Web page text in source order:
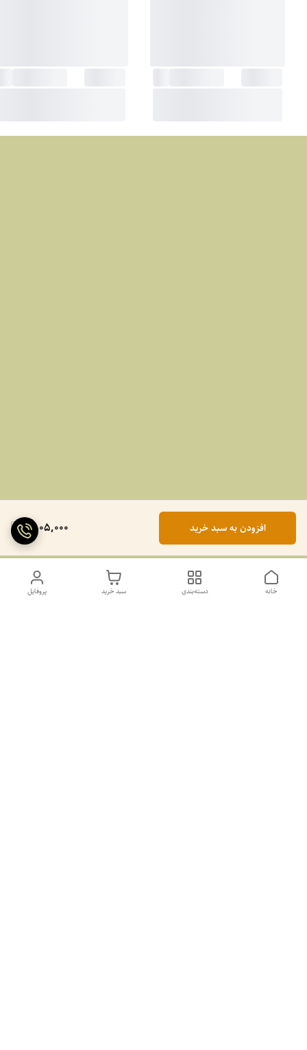
1,805,000 افزودن به سبد خرید
پروفایل سبد خرید دسته‌بندی خانه